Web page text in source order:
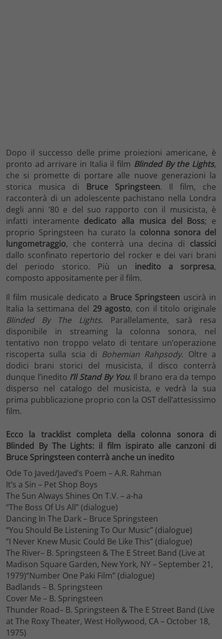
Dopo il successo delle prime proiezioni americane, è
pronto ad arrivare in Italia il film Blinded By the Lights,
che si promette di portare alle nuove generazioni la
storica musica di Bruce Springsteen. Il film, che
racconterà di un adolescente pachistano nella Londra
degli anni ’80 e del suo rapporto con il musicista, è
infatti interamente dedicato alla musica del Boss; e
proprio Springsteen ha curato la colonna sonora del
lungometraggio, che conterrà una decina di classici
dallo sconfinato repertorio del rocker e dei vari brani
del periodo storico. Più un inedito a sorpresa,
composto appositamente per il film.
Il film musicale dedicato a Bruce Springsteen uscirà in
Italia la settimana del 29 agosto, con il titolo originale
Blinded By The Lights. Parallelamente, sarà resa
disponibile in streaming la colonna sonora, nel
tentativo non troppo velato di tentare un’operazione
riscoperta sulla scia di Bohemian Rahpsody. Oltre a
dodici brani storici del musicista, il disco conterrà
dunque l’inedito I’ll Stand By You. Il brano era da tempo
disperso nel catalogo del musicista, e vedrà la sua
prima pubblicazione proprio con la OST dell’attesissimo
film.
Ecco la tracklist completa della colonna sonora di
Blinded By The Lights: il film ispirato alle canzoni di
Bruce Springsteen conterrà anche un inedito
Ode To Javed/Javed’s Poem – A.R. Rahman
It’s a Sin – Pet Shop Boys
The Sun Always Shines On T.V. – a-ha
“The Boss Of Us All” (dialogue)
Dancing In The Dark – Bruce Springsteen
“You Should Be Listening To Our Music” (dialogue)
“I Never Knew Music Could Be Like This” (dialogue)
The River– B. Springsteen & The E Street Band (Live at
Madison Square Garden, New York, NY – September 21,
1979)“Number One Paki Film” (dialogue)
Badlands – B. Springsteen
Cover Me – B. Springsteen
Thunder Road– B. Springsteen & The E Street Band (Live
at The Roxy Theater, West Hollywood, CA – October 18,
1975)